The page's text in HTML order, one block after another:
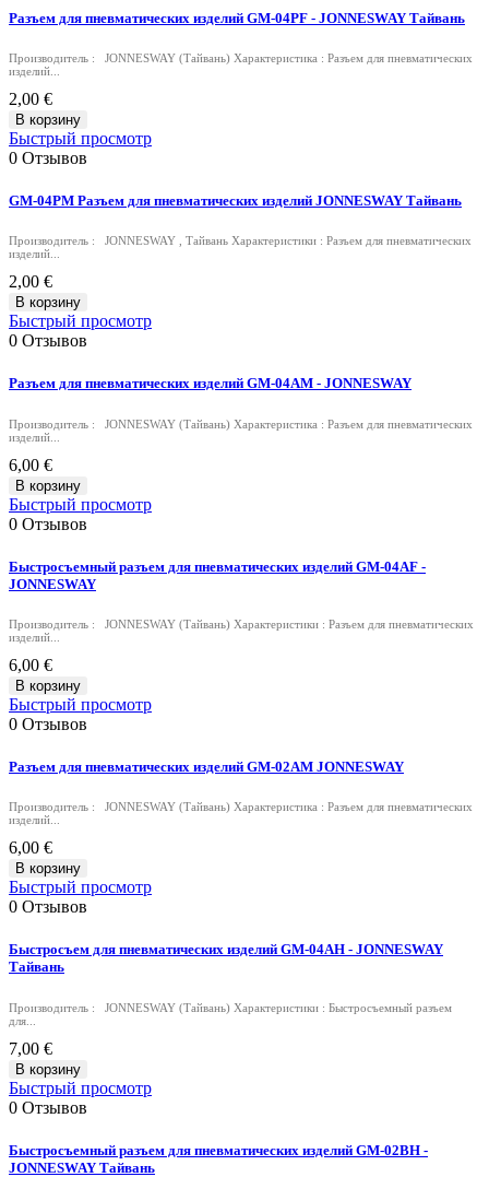
Разъем для пневматических изделий GM-04PF - JONNESWAY Тайвань
Производитель : JONNESWAY (Тайвань) Характеристика : Разъем для пневматических
изделий...
2,00 €
В корзину
Быстрый просмотр
0 Отзывов
GM-04PM Разъем для пневматических изделий JONNESWAY Тайвань
Производитель : JONNESWAY , Тайвань Характеристики : Разъем для пневматических
изделий...
2,00 €
В корзину
Быстрый просмотр
0 Отзывов
Разъем для пневматических изделий GM-04AM - JONNESWAY
Производитель : JONNESWAY (Тайвань) Характеристика : Разъем для пневматических
изделий...
6,00 €
В корзину
Быстрый просмотр
0 Отзывов
Быстросъемный разъем для пневматических изделий GM-04AF -
JONNESWAY
Производитель : JONNESWAY (Тайвань) Характеристики : Разъем для пневматических
изделий...
6,00 €
В корзину
Быстрый просмотр
0 Отзывов
Разъем для пневматических изделий GM-02AM JONNESWAY
Производитель : JONNESWAY (Тайвань) Характеристика : Разъем для пневматических
изделий...
6,00 €
В корзину
Быстрый просмотр
0 Отзывов
Быстросъем для пневматических изделий GM-04AH - JONNESWAY
Тайвань
Производитель : JONNESWAY (Тайвань) Характеристики : Быстросъемный разъем
для...
7,00 €
В корзину
Быстрый просмотр
0 Отзывов
Быстросъемный разъем для пневматических изделий GM-02BH -
JONNESWAY Тайвань